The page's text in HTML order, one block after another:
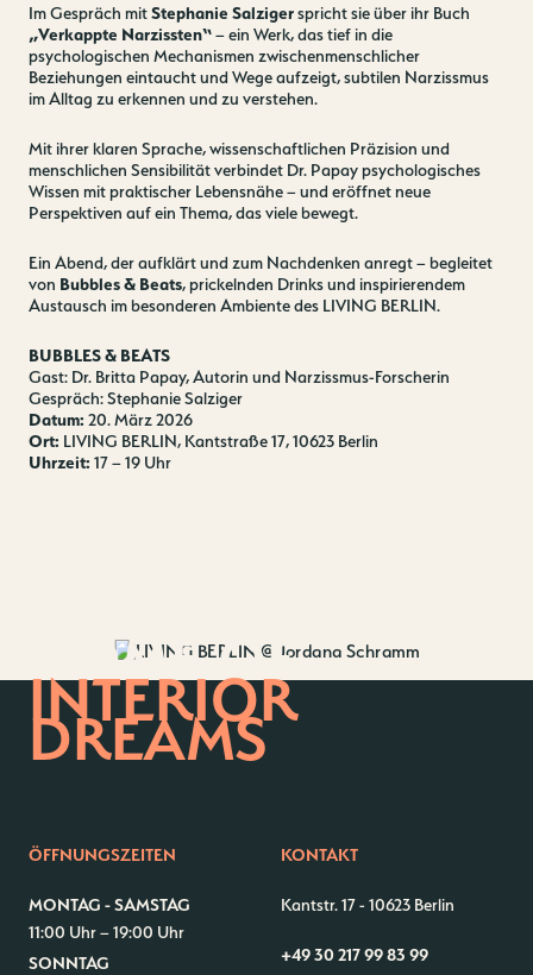
Newsletter
Kantstr. 17
Im Gespräch mitStephanie Salzigerspricht sie über ihr Buch
„Verkappte Narzissten“– ein Werk, das tief in die
psychologischen Mechanismen zwischenmenschlicher
Beziehungen eintaucht und Wege aufzeigt, subtilen Narzissmus
im Alltag zu erkennen und zu verstehen.
Mit ihrer klaren Sprache, wissenschaftlichen Präzision und
menschlichen Sensibilität verbindet Dr. Papay psychologisches
Wissen mit praktischer Lebensnähe – und eröffnet neue
Perspektiven auf ein Thema, das viele bewegt.
Ein Abend, der aufklärt und zum Nachdenken anregt – begleitet
von Bubbles & Beats, prickelnden Drinks und inspirierendem
Austausch im besonderen Ambiente des LIVING BERLIN.
BUBBLES & BEATS
Gast: Dr. Britta Papay, Autorin und Narzissmus-Forscherin
Gespräch: Stephanie Salziger
Datum: 20. März 2026
Ort: LIVING BERLIN, Kantstraße 17, 10623 Berlin
Uhrzeit: 17 – 19 Uhr
HOME OF
INTERIOR
DREAMS
ÖFFNUNGSZEITEN
MONTAG - SAMSTAG
11:00 Uhr – 19:00 Uhr
SONNTAG
KONTAKT
Kantstr. 17- 10623 Berlin
+49 30 217 99 83 99